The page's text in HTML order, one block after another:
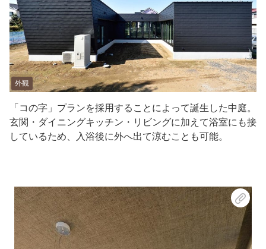
外観
「コの字」プランを採用することによって誕生した中庭。
玄関・ダイニングキッチン・リビングに加えて浴室にも接
しているため、入浴後に外へ出て涼むことも可能。